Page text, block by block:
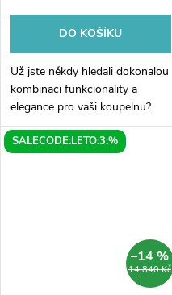
DO KOŠÍKU
Už jste někdy hledali dokonalou
kombinaci funkcionality a
elegance pro vaši koupelnu?
Pak je LATUS X umyvadlová
skříňka s umyvadlem v
SALECODE:LETO:3:%
14 840 Kč
–14 %